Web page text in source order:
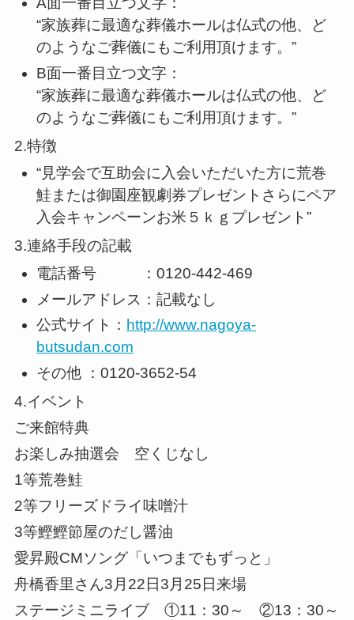
“家族葬に最適な葬儀ホールは仏式の他、ど
のようなご葬儀にもご利用頂けます。”
B面一番目立つ文字：
“家族葬に最適な葬儀ホールは仏式の他、ど
のようなご葬儀にもご利用頂けます。”
2.特徴
“見学会で互助会に入会いただいた方に荒巻
鮭または御園座観劇券プレゼントさらにペア
入会キャンペーンお米５ｋｇプレゼント”
3.連絡手段の記載
電話番号 ：0120-442-469
メールアドレス：記載なし
公式サイト： http://www.nagoya-
butsudan.com
その他 ：0120-3652-54
4.イベント
ご来館特典
お楽しみ抽選会 空くじなし
1等荒巻鮭
2等フリーズドライ味噌汁
3等鰹鰹節屋のだし醤油
愛昇殿CMソング「いつまでもずっと」
舟橋香里さん3月22日3月25日来場
ステージミニライブ ①11：30～ ②13：30～